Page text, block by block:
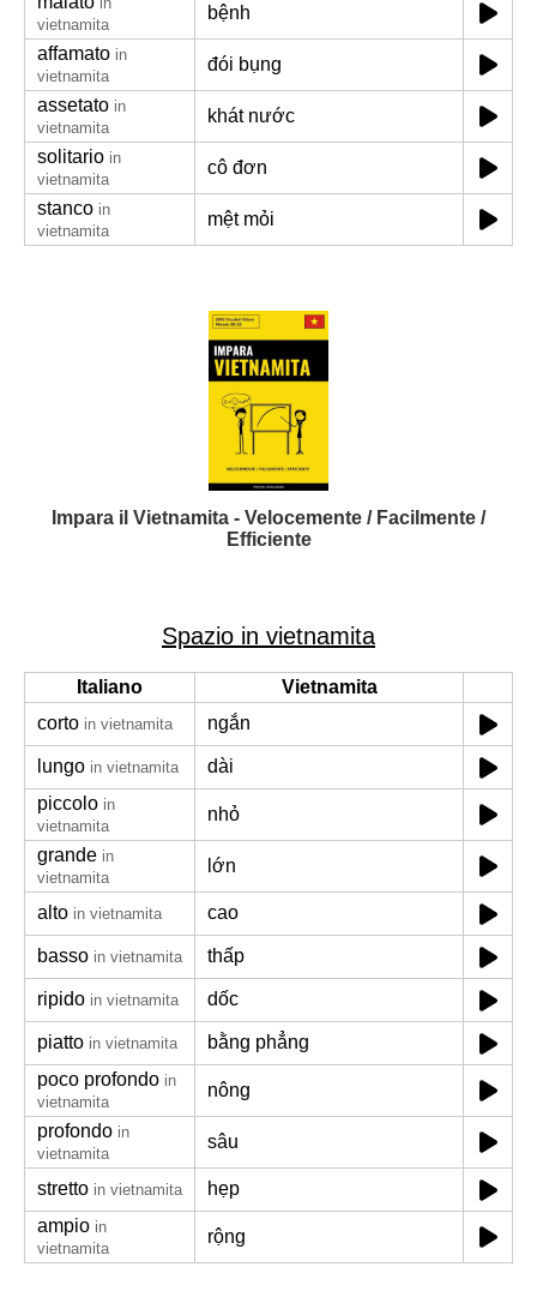
vietnamita
bệnh
affamato in
vietnamita
đói bụng
assetato in
vietnamita
khát nước
solitario in
vietnamita
cô đơn
stanco in
vietnamita
mệt mỏi
Impara il Vietnamita - Velocemente / Facilmente /
Efficiente
Spazio in vietnamita
Italiano
Vietnamita
corto in vietnamita ngắn
lungo in vietnamita
dài
piccolo in
vietnamita
nhỏ
grande in
vietnamita
lớn
alto in vietnamita cao
basso in vietnamita thấp
ripido in vietnamita dốc
piatto in vietnamita
bằng phẳng
poco profondo in
vietnamita
nông
profondo in
vietnamita
sâu
stretto in vietnamita
hẹp
ampio in
vietnamita
rộng